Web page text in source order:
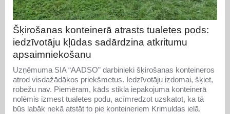
Šķirošanas konteinerā atrasts tualetes pods:
iedzīvotāju kļūdas sadārdzina atkritumu
apsaimniekošanu
Uzņēmuma SIA “AADSO” darbinieki šķirošanas konteineros
atrod visdažādākos priekšmetus. Iedzīvotāju izdomai, šķiet,
robežu nav. Piemēram, kāds stikla iepakojuma konteinerā
nolēmis izmest tualetes podu, acīmredzot uzskatot, ka tā
būs labāk nekā atstāt to pie konteineriem Krimuldas ielā.